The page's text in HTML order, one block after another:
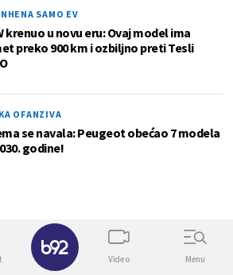
SAMO EV
krenuo u novu eru: Ovaj model ima
preko 900 km i ozbiljno preti Tesli
OFANZIVA
se navala: Peugeot obećao 7 modela
godine!
Video Menu